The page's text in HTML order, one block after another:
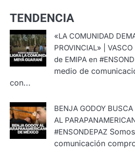
TENDENCIA
«LA COMUNIDAD
PROVINCIAL» |
de EMIPA en
medio de
con...
BENJA GODOY
AL
#ENSONDEPAZ
comunicación